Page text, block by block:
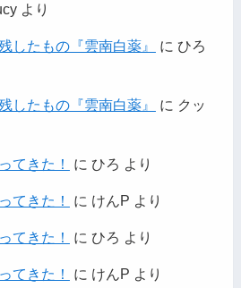
より
したもの『雲南白薬』 に ひろ
したもの『雲南白薬』 に クッ
てきた！ に ひろ より
てきた！ に けんP より
てきた！ に ひろ より
てきた！ に けんP より